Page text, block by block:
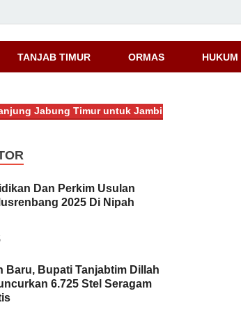
TANJAB TIMUR ORMAS
Jabung Timur untuk Jambi, Bayu Anggara
Dan Perkim Usulan
2025 Di Nipah
Baru, Bupati Tanjabtim Dillah
6.725 Stel Seragam